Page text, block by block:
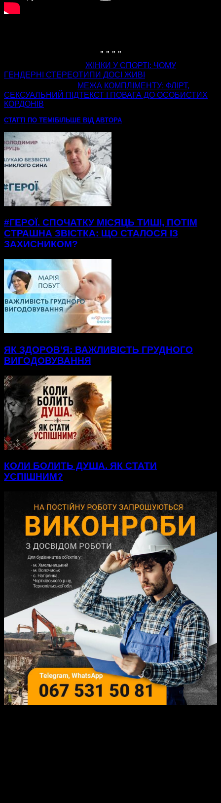
" " " "
ЖІНКИ У СПОРТІ: ЧОМУ
ГЕНДЕРНІ СТЕРЕОТИПИ ДОСІ ЖИВІ
МЕЖА КОМПЛІМЕНТУ: ФЛІРТ,
СЕКСУАЛЬНИЙ ПІДТЕКСТ І ПОВАГА ДО ОСОБИСТИХ
КОРДОНІВ
СТАТТІ ПО ТЕМІ БІЛЬШЕ ВІД АВТОРА
#ГЕРОЇ. СПОЧАТКУ МІСЯЦЬ ТИШІ, ПОТІМ
СТРАШНА ЗВІСТКА: ЩО СТАЛОСЯ ІЗ
ЗАХИСНИКОМ?
ЯК ЗДОРОВ’Я: ВАЖЛИВІСТЬ ГРУДНОГО
ВИГОДОВУВАННЯ
КОЛИ БОЛИТЬ ДУША. ЯК СТАТИ
УСПІШНИМ?